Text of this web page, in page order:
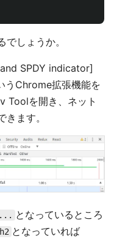
しょうか。
SPDY indicator]
Chrome拡張機能を
Toolを開き、ネット
ます。
となっているところ
h2 となっていれば